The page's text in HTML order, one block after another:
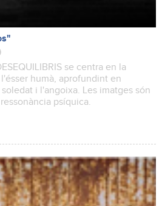
se centra en la
humà, aprofundint en
i l'angoixa. Les imatges són
psíquica.